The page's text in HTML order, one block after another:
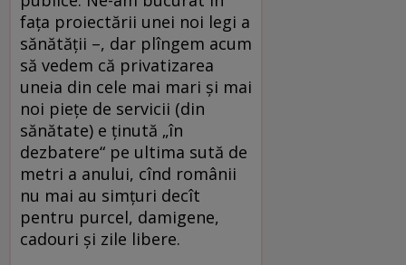
faţa proiectării unei noi legi a
sănătăţii –, dar plîngem acum
să vedem că privatizarea
uneia din cele mai mari şi mai
noi pieţe de servicii (din
sănătate) e ţinută „în
dezbatere“ pe ultima sută de
metri a anului, cînd românii
nu mai au simţuri decît
pentru purcel, damigene,
cadouri şi zile libere.